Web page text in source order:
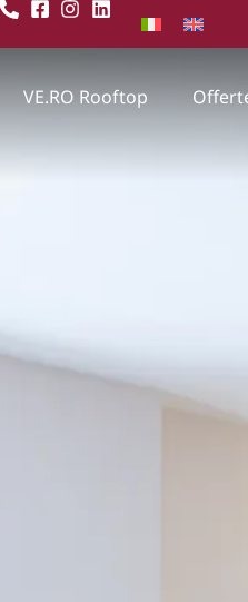
VE.RO Rooftop